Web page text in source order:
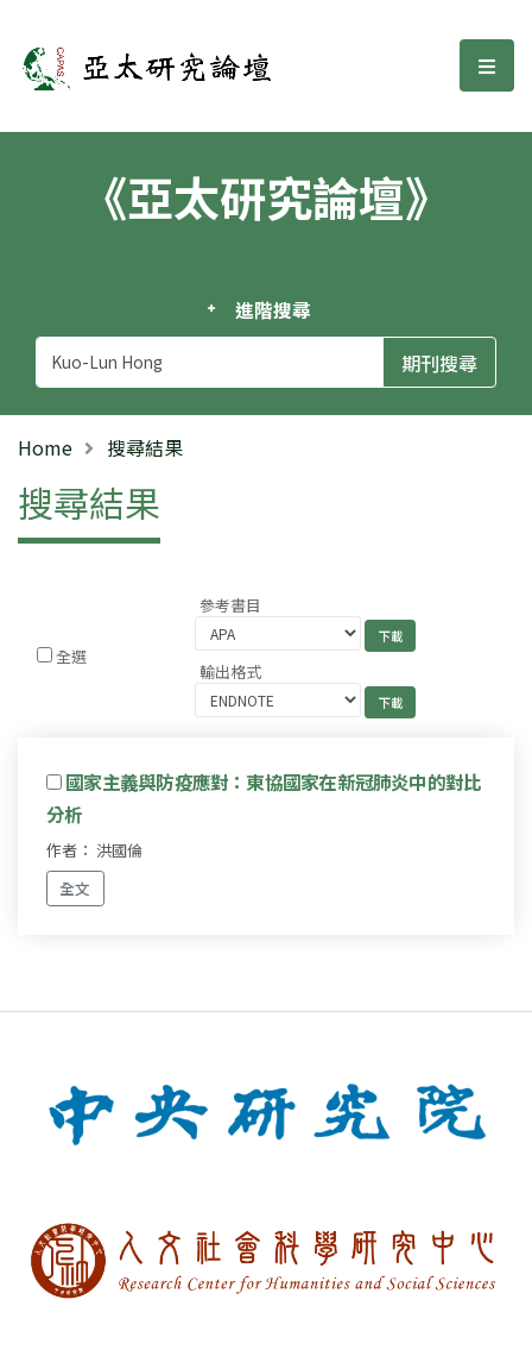
亞太研究論壇 選
《亞太研究論壇》
進階搜尋
Home 搜尋結果
搜尋結果
全選
參考書目
輸出格式
國家主義與防疫應對：東協國家在新冠肺炎中的對比
分析
作者： 洪國倫
全文